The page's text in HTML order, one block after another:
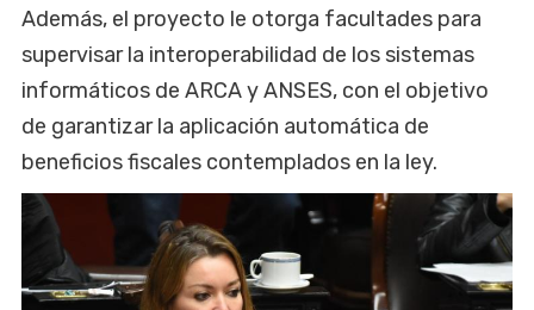
Además, el proyecto le otorga facultades para
supervisar la interoperabilidad de los sistemas
informáticos de ARCA y ANSES, con el objetivo
de garantizar la aplicación automática de
beneficios fiscales contemplados en la ley.